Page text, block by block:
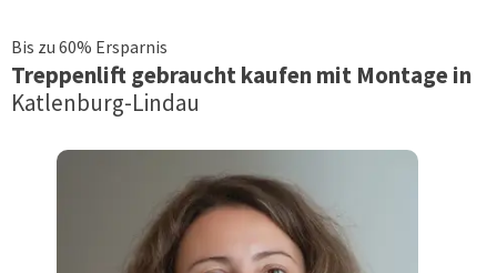
Bis zu 60% Ersparnis
Treppenliftgebraucht kaufen mit Montage in
Katlenburg-Lindau